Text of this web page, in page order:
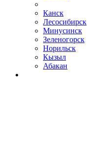
Канск
Лесосибирск
Минусинск
Зеленогорск
Норильск
Кызыл
Абакан